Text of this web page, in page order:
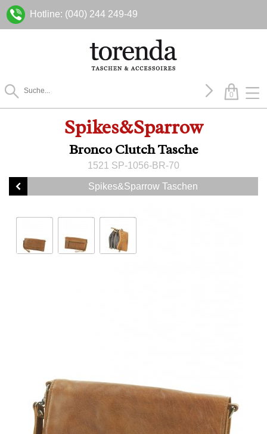
Hotline: (040) 244 249-49
0
Spikes&Sparrow
Bronco Clutch Tasche
1521 SP-1056-BR-70
Spikes&Sparrow Taschen